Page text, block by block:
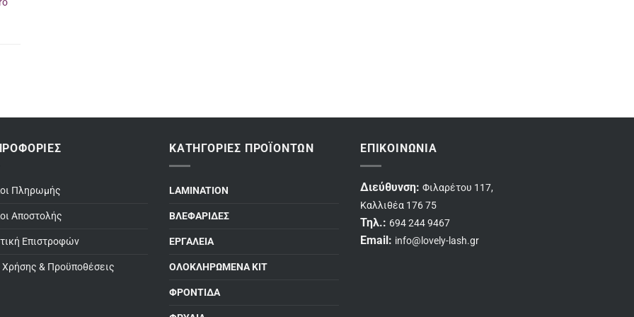
Πληρωμής
Αποστολής
Επιστροφών
Χρήσης & Προϋποθέσεις
ΚΑΤΗΓΟΡΊΕΣ ΠΡΟΪΌΝΤΩΝ
LAMINATION
ΒΛΕΦΑΡΙΔΕΣ
ΕΡΓΑΛΕΙΑ
ΟΛΟΚΛΗΡΩΜΕΝΑ ΚΙΤ
ΦΡΟΝΤΙΔΑ
ΕΠΙΚΟΙΝΩΝΊΑ
Διεύθυνση: Φιλαρέτου 117,
Καλλιθέα 176 75
Τηλ.: 694 244 9467
Email: info@lovely-lash.gr